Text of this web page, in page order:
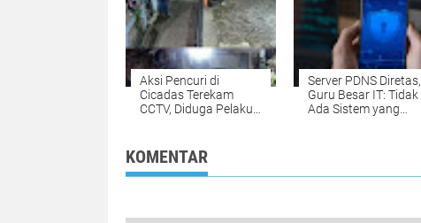
Aksi Pencuri di
Cicadas Terekam
CCTV, Diduga Pelaku
Amankan Polsek
Gunung Putri
Server PDNS Diretas,
Guru Besar IT: Tidak
Ada Sistem yang
KOMENTAR